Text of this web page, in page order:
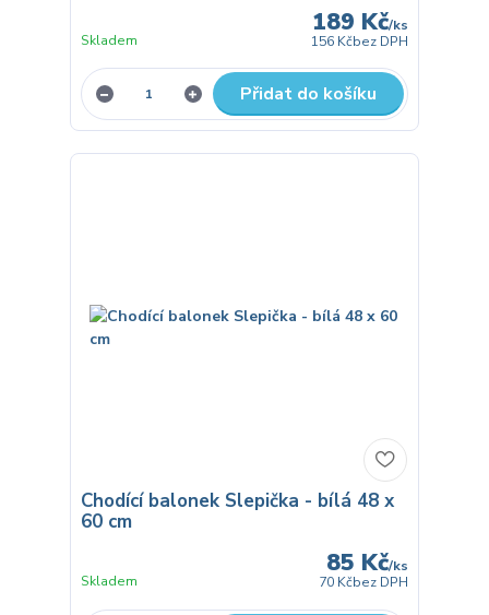
189 Kč/ks
156 Kčbez DPH
Skladem
Přidat do košíku
Chodící balonek Slepička - bílá 48 x
60 cm
85 Kč/ks
70 Kčbez DPH
Skladem